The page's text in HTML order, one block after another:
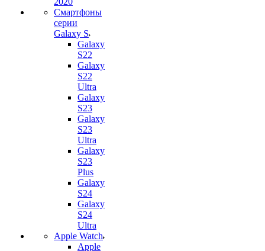
Смартфоны
серии
Galaxy S
Galaxy
S22
Galaxy
S22
Ultra
Galaxy
S23
Galaxy
S23
Ultra
Galaxy
S23
Plus
Galaxy
S24
Galaxy
S24
Ultra
Apple Watch
Apple